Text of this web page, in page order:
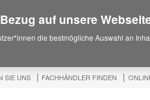
SIE UNS FACHHÄNDLER FINDEN
auf unsere
die bestmögliche Auswahl an